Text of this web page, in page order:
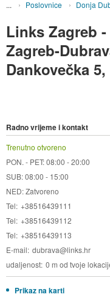
Poslovnice Donja
Links Zagreb
Zagreb-
Dankovečka
Radno vrijeme i kontakt
Trenutno otvoreno
PON. - PET: 08:00 - 20:00
SUB: 08:00 - 15:00
NED: Zatvoreno
Tel +38516439111
Tel +38516439112
Tel +38516439113
E-mail dubrava@links.hr
udaljenost 0 m od tvoje
Prikaz na karti